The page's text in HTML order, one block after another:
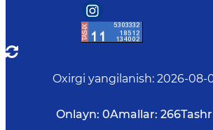
Oxirgi yangilanish: 2026-08-
Onlayn: 0Amallar: 266